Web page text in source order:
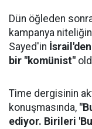
Dün öğleden
kampanya
Sayed'in
bir "komünist"
Time dergisinin
konuşmasında,
ediyor. Birileri